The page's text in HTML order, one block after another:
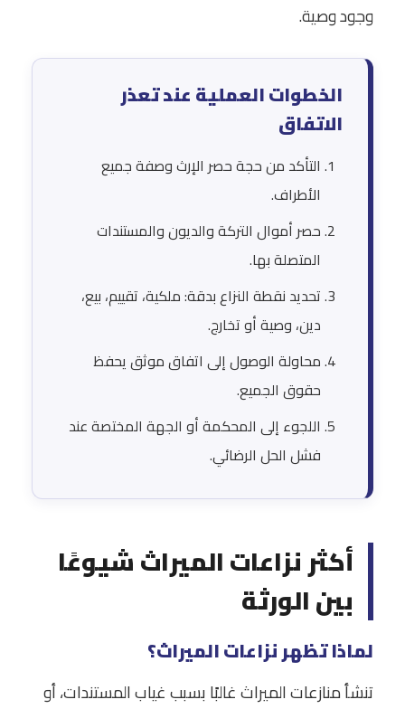
وجود وصية.
الخطوات العملية عند تعذر
الاتفاق
التأكد من حجة حصر الإرث وصفة جميع
الأطراف.
حصر أموال التركة والديون والمستندات
المتصلة بها.
تحديد نقطة النزاع بدقة: ملكية، تقييم، بيع،
دين، وصية أو تخارج.
محاولة الوصول إلى اتفاق موثق يحفظ
حقوق الجميع.
اللجوء إلى المحكمة أو الجهة المختصة عند
فشل الحل الرضائي.
أكثر نزاعات الميراث شيوعًا
بين الورثة
لماذا تظهر نزاعات الميراث؟
تنشأ منازعات الميراث غالبًا بسبب غياب المستندات، أو